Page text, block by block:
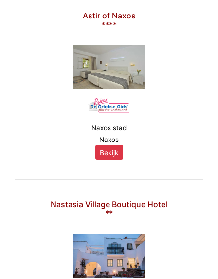
Astir of Naxos
****
Naxos stad
Naxos
Bekijk
Nastasia Village Boutique Hotel
**